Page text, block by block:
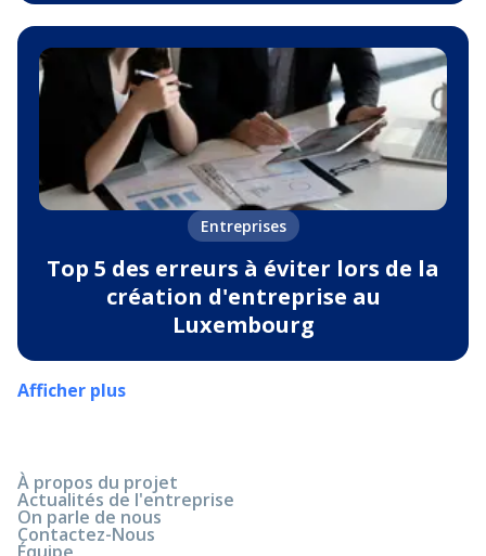
Entreprises
Top 5 des erreurs à éviter lors de la
création d'entreprise au
Luxembourg
Afficher plus
À propos du projet
Actualités de l'entreprise
On parle de nous
Contactez-Nous